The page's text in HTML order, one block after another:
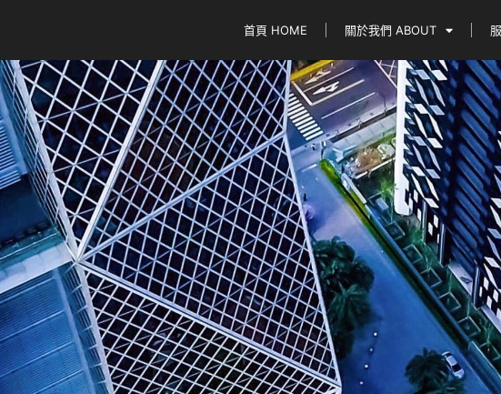
首頁 HOME 關於我們 ABOUT